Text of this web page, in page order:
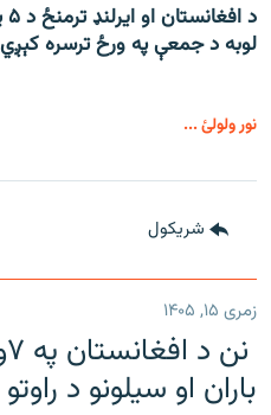
لوبه د جمعې په ورځ ترسره
نور ولولئ ...
شريکول
زمری ۱۵, ۱۴۰۵
باران او سیلونو د